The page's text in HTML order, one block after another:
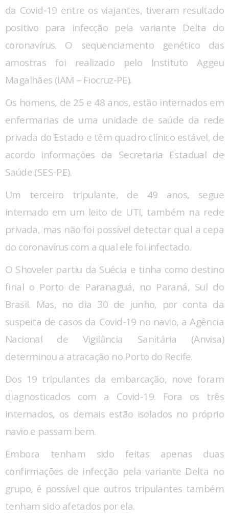
da Covid-19 entre os viajantes, tiveram resultado
positivo para infecção pela variante Delta do
coronavírus. O sequenciamento genético das
amostras foi realizado pelo Instituto Aggeu
Magalhães (IAM – Fiocruz-PE).
Os homens, de 25 e 48 anos, estão internados em
enfermarias de uma unidade de saúde da rede
privada do Estado e têm quadro clínico estável, de
acordo informações da Secretaria Estadual de
Saúde (SES-PE).
Um terceiro tripulante, de 49 anos, segue
internado em um leito de UTI, também na rede
privada, mas não foi possível detectar qual a cepa
do coronavírus com a qual ele foi infectado.
O Shoveler partiu da Suécia e tinha como destino
final o Porto de Paranaguá, no Paraná, Sul do
Brasil. Mas, no dia 30 de junho, por conta da
suspeita de casos da Covid-19 no navio, a Agência
Nacional de Vigilância Sanitária (Anvisa)
determinou a atracação no Porto do Recife.
Dos 19 tripulantes da embarcação, nove foram
diagnosticados com a Covid-19. Fora os três
internados, os demais estão isolados no próprio
navio e passam bem.
Embora tenham sido feitas apenas duas
confirmações de infecção pela variante Delta no
grupo, é possível que outros tripulantes também
tenham sido afetados por ela.